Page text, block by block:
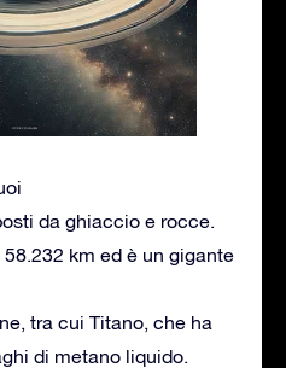
da ghiaccio e rocce.
km ed è un gigante
tra cui Titano, che ha
di metano liquido.